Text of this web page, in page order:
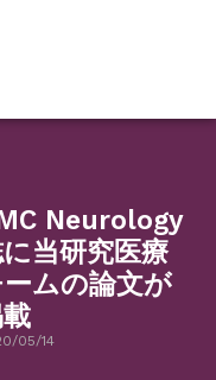
Neurology
当研究医療
ムの論文が
05/14